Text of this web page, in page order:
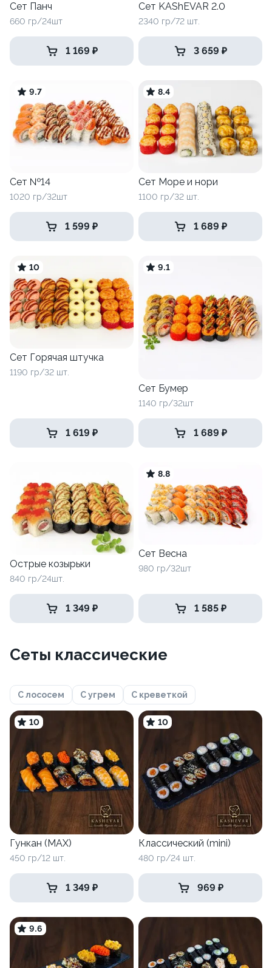
Сет Панч
660 гр/24шт
1 169 ₽
Сет KAShEVAR 2.0
2340 гр/72 шт.
3 659 ₽
9.7
Сет №14
1020 гр/32шт
1 599 ₽
8.4
Сет Море и нори
1100 гр/32 шт.
1 689 ₽
10
Сет Горячая штучка
1190 гр/32 шт.
1 619 ₽
9.1
Сет Бумер
1140 гр/32шт
1 689 ₽
Острые козырьки
840 гр/24шт.
1 349 ₽
8.8
Сет Весна
980 гр/32шт
1 585 ₽
Сеты классические
С лососем С угрем С креветкой
10
Гункан (MAX)
450 гр/12 шт.
1 349 ₽
10
Классический (mini)
480 гр/24 шт.
969 ₽
9.6